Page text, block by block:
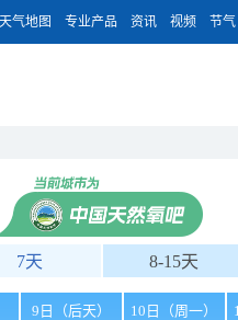
天气地图 专业产品 资讯 视频 节气
7天 8-15天
9日（后天） 10日（周一）